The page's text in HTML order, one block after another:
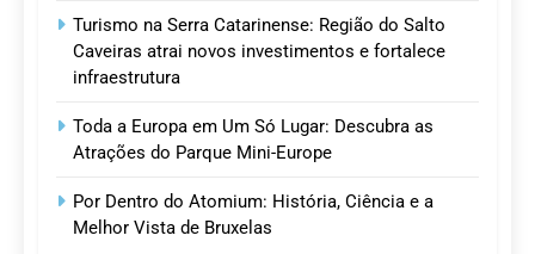
Turismo na Serra Catarinense: Região do Salto
Caveiras atrai novos investimentos e fortalece
infraestrutura
Toda a Europa em Um Só Lugar: Descubra as
Atrações do Parque Mini-Europe
Por Dentro do Atomium: História, Ciência e a
Melhor Vista de Bruxelas